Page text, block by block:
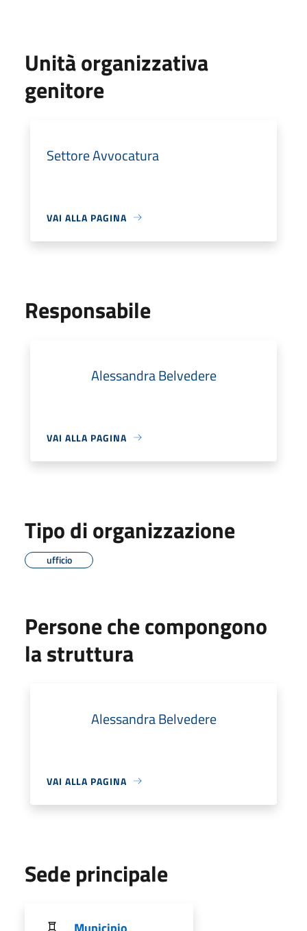
Unità organizzativa
genitore
Settore Avvocatura
VAI ALLA PAGINA
Responsabile
Alessandra Belvedere
VAI ALLA PAGINA
Tipo di organizzazione
ufficio
Persone che compongono
la struttura
Alessandra Belvedere
VAI ALLA PAGINA
Sede principale